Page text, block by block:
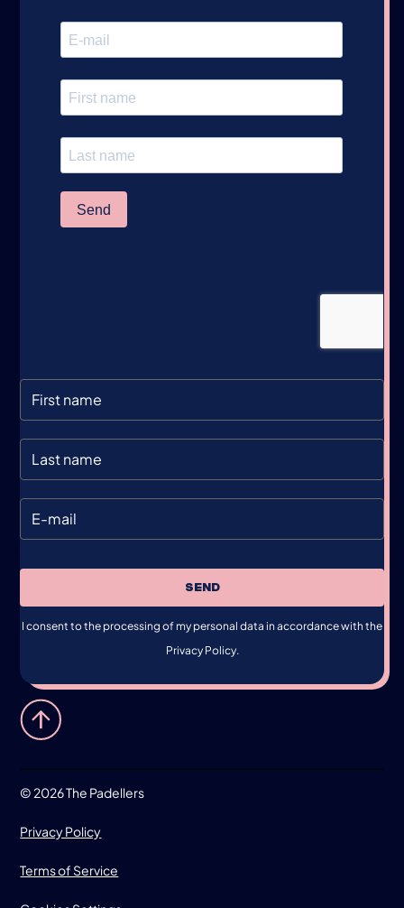
SEND
I consent to the processing of my personal data in accordance with the
Privacy Policy.
© 2026 The Padellers
Privacy Policy
Terms of Service